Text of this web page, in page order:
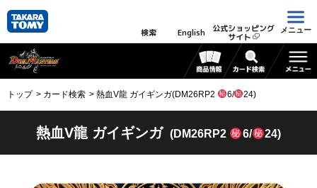
検索 English 公式ショッピング
サイト
メニュー
トップ カード検索 熱血V龍 ガイギンガ(DM26RP2 6/ 24)
熱血V龍 ガイギンガ (DM26RP2 6/ 24)